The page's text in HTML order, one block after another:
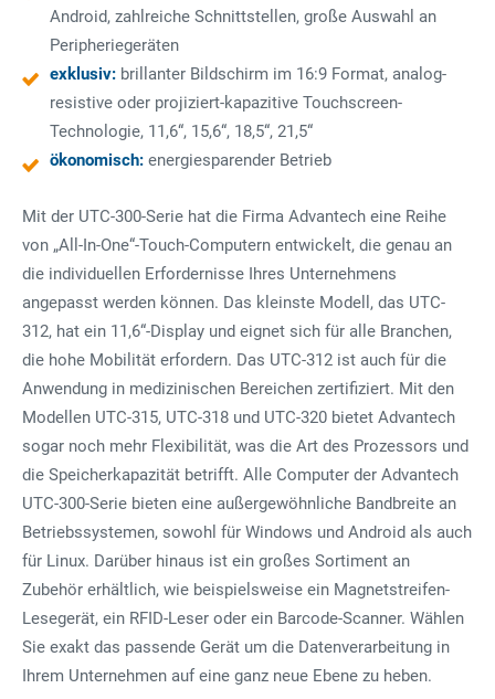
Android, zahlreiche Schnittstellen, große Auswahl an
Peripheriegeräten
exklusiv: brillanter Bildschirm im 16:9 Format, analog-
resistive oder projiziert-kapazitive Touchscreen-
Technologie, 11,6“, 15,6“, 18,5“, 21,5“
ökonomisch: energiesparender Betrieb
Mit der UTC-300-Serie hat die Firma Advantech eine Reihe
von „All-In-One“-Touch-Computern entwickelt, die genau an
die individuellen Erfordernisse Ihres Unternehmens
angepasst werden können. Das kleinste Modell, das UTC-
312, hat ein 11,6“-Display und eignet sich für alle Branchen,
die hohe Mobilität erfordern. Das UTC-312 ist auch für die
Anwendung in medizinischen Bereichen zertifiziert. Mit den
Modellen UTC-315, UTC-318 und UTC-320 bietet Advantech
sogar noch mehr Flexibilität, was die Art des Prozessors und
die Speicherkapazität betrifft. Alle Computer der Advantech
UTC-300-Serie bieten eine außergewöhnliche Bandbreite an
Betriebssystemen, sowohl für Windows und Android als auch
für Linux. Darüber hinaus ist ein großes Sortiment an
Zubehör erhältlich, wie beispielsweise ein Magnetstreifen-
Lesegerät, ein RFID-Leser oder ein Barcode-Scanner. Wählen
Sie exakt das passende Gerät um die Datenverarbeitung in
Ihrem Unternehmen auf eine ganz neue Ebene zu heben.